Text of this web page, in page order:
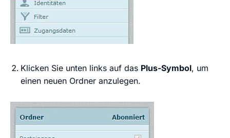
Klicken Sie unten links auf das Plus-Symbol, um
einen neuen Ordner anzulegen.